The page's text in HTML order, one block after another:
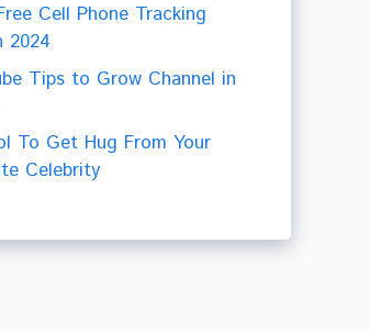
Cell Phone Tracking
2024
Tips to Grow Channel in
To Get Hug From Your
Celebrity